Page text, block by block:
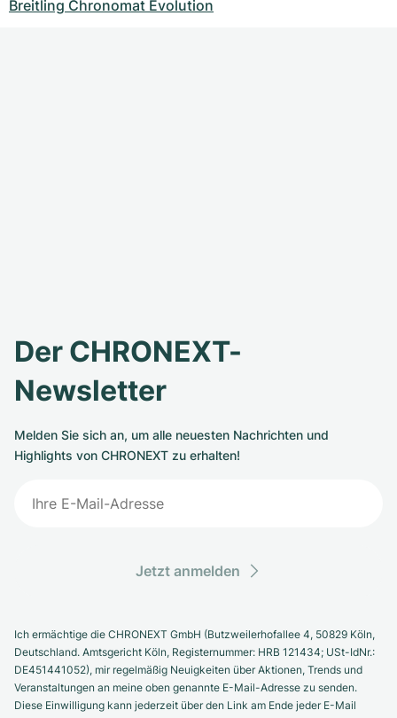
Breitling Chronomat Evolution
Der CHRONEXT-
Newsletter
Melden Sie sich an, um alle neuesten Nachrichten und
Highlights von CHRONEXT zu erhalten!
Jetzt anmelden
Ich ermächtige die CHRONEXT GmbH (Butzweilerhofallee 4, 50829 Köln,
Deutschland. Amtsgericht Köln, Registernummer: HRB 121434; USt-IdNr.:
DE451441052), mir regelmäßig Neuigkeiten über Aktionen, Trends und
Veranstaltungen an meine oben genannte E-Mail-Adresse zu senden.
Diese Einwilligung kann jederzeit über den Link am Ende jeder E-Mail